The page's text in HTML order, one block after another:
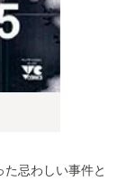
忌わしい事件と